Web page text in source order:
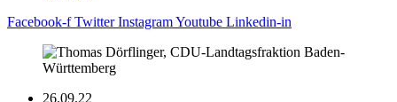
Facebook-f Twitter InstagramYoutube Linkedin-in
26.09.22